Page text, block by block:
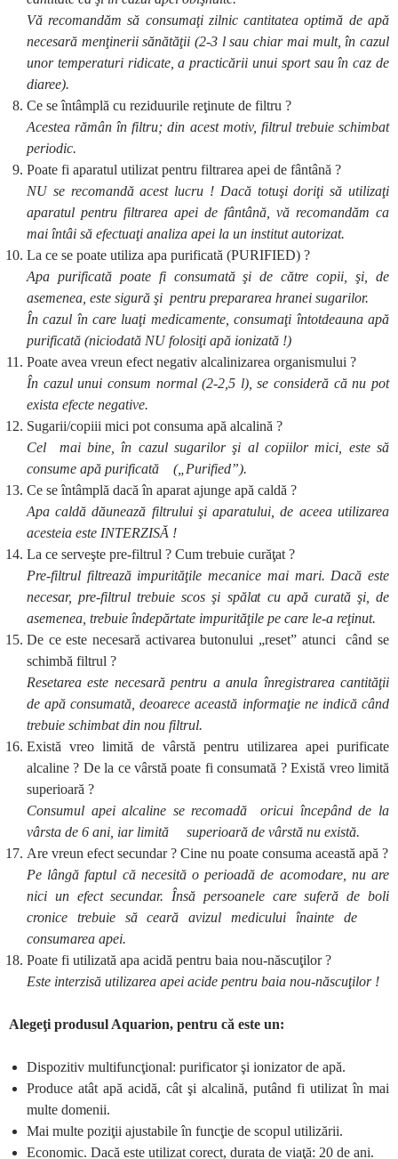
Vă recomandăm să consumaţi zilnic cantitatea optimă de apă
necesară menţinerii sănătăţii (2-3 l sau chiar mai mult, în cazul
unor temperaturi ridicate, a practicării unui sport sau în caz de
diaree).
Ce se întâmplă cu reziduurile reţinute de filtru ?
Acestea rămân în filtru; din acest motiv, filtrul trebuie schimbat
periodic.
Poate fi aparatul utilizat pentru filtrarea apei de fântână ?
NU se recomandă acest lucru ! Dacă totuşi doriţi să utilizaţi
aparatul pentru filtrarea apei de fântână, vă recomandăm ca
mai întâi să efectuaţi analiza apei la un institut autorizat.
La ce se poate utiliza apa purificată (PURIFIED) ?
Apa purificată poate fi consumată şi de către copii, şi, de
asemenea, este sigură şi pentru prepararea hranei sugarilor.
În cazul în care luaţi medicamente, consumaţi întotdeauna apă
purificată (niciodată NU folosiţi apă ionizată !)
Poate avea vreun efect negativ alcalinizarea organismului ?
În cazul unui consum normal (2-2,5 l), se consideră că nu pot
exista efecte negative.
Sugarii/copiii mici pot consuma apă alcalină ?
Cel mai bine, în cazul sugarilor şi al copiilor mici, este să
consume apă purificată („Purified”).
Ce se întâmplă dacă în aparat ajunge apă caldă ?
Apa caldă dăunează filtrului şi aparatului, de aceea utilizarea
acesteia este INTERZISĂ !
La ce serveşte pre-filtrul ? Cum trebuie curăţat ?
Pre-filtrul filtrează impurităţile mecanice mai mari. Dacă este
necesar, pre-filtrul trebuie scos şi spălat cu apă curată şi, de
asemenea, trebuie îndepărtate impurităţile pe care le-a reţinut.
De ce este necesară activarea butonului „reset” atunci când se
schimbă filtrul ?
Resetarea este necesară pentru a anula înregistrarea cantităţii
de apă consumată, deoarece această informaţie ne indică când
trebuie schimbat din nou filtrul.
Există vreo limită de vârstă pentru utilizarea apei purificate
alcaline ? De la ce vârstă poate fi consumată ? Există vreo limită
superioară ?
Consumul apei alcaline se recomadă oricui începând de la
vârsta de 6 ani, iar limită superioară de vârstă nu există.
Are vreun efect secundar ? Cine nu poate consuma această apă ?
Pe lângă faptul că necesită o perioadă de acomodare, nu are
nici un efect secundar. Însă persoanele care suferă de boli
cronice trebuie să ceară avizul medicului înainte de
consumarea apei.
Poate fi utilizată apa acidă pentru baia nou-născuţilor ?
Este interzisă utilizarea apei acide pentru baia nou-născuţilor !
Alegeţi produsul Aquarion, pentru că este un:
Dispozitiv multifuncţional: purificator şi ionizator de apă.
Produce atât apă acidă, cât şi alcalină, putând fi utilizat în mai
multe domenii.
Mai multe poziţii ajustabile în funcţie de scopul utilizării.
Economic. Dacă este utilizat corect, durata de viaţă: 20 de ani.